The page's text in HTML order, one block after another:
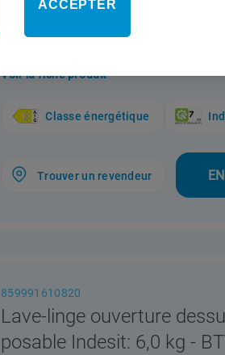
posable Indesit: 6,0 kg -
Voir la fiche produit
Classe énergétique
Trouver un revendeur
859991610820
Lave-linge ouverture
posable Indesit: 6,0 kg -
ACCEPTER